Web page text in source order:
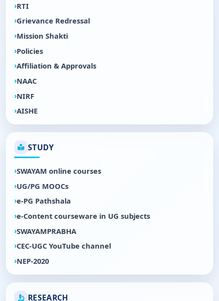
RTI
Grievance Redressal
Mission Shakti
Policies
Affiliation & Approvals
NAAC
NIRF
AISHE
STUDY
SWAYAM online courses
UG/PG MOOCs
e-PG Pathshala
e-Content courseware in UG subjects
SWAYAMPRABHA
CEC-UGC YouTube channel
NEP-2020
RESEARCH